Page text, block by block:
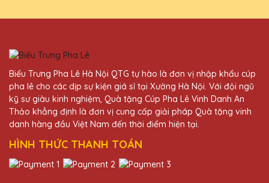
27/11/2025
Rất hài lòng với sản phẩm và dịch vụ của
Quà Tặng Pha Lê QTG. Quà tặng pha lê
được thiết kế độc đáo và chất lượng cao,
phản ánh đúng giá trị của người nhận.
Biểu Trưng Pha Lê Hà Nội QTG tự hào là đơn vị nhập khẩu cúp
pha lê cho các dịp sự kiện giá sỉ tại Xưởng Hà Nội. Với đội ngũ
kỹ sư giàu kinh nghiệm, Quà tặng Cúp Pha Lê Vinh Danh An
Thảo khẳng định là đơn vị cung cấp giải pháp Quà tặng vinh
danh hàng đầu Việt Nam đến thời điểm hiện tại.
HÌNH THỨC THANH TOÁN